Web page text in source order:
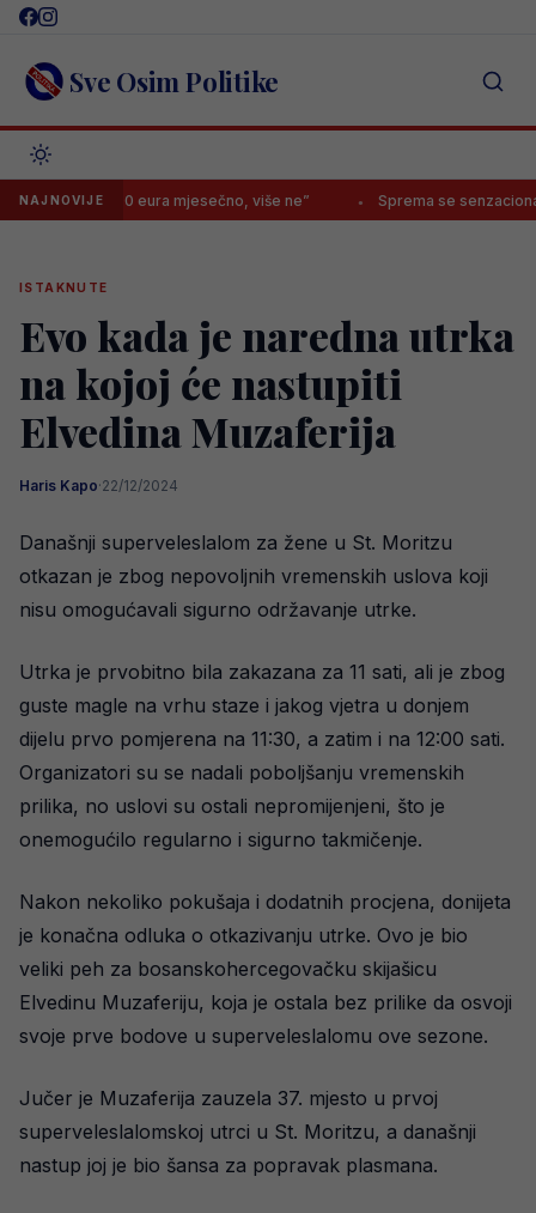
Skip
content Sve Osim Politike
NAJNOVIJE
30.000 eura mjesečno, više ne” Sprema se senzacionalni
ISTAKNUTE
Evo kada je naredna utrka
na kojoj će nastupiti
Elvedina Muzaferija
Haris Kapo·22/12/2024
Današnji superveleslalom za žene u St. Moritzu
otkazan je zbog nepovoljnih vremenskih uslova koji
nisu omogućavali sigurno održavanje utrke.
Utrka je prvobitno bila zakazana za 11 sati, ali je zbog
guste magle na vrhu staze i jakog vjetra u donjem
dijelu prvo pomjerena na 11:30, a zatim i na 12:00 sati.
Organizatori su se nadali poboljšanju vremenskih
prilika, no uslovi su ostali nepromijenjeni, što je
onemogućilo regularno i sigurno takmičenje.
Nakon nekoliko pokušaja i dodatnih procjena, donijeta
je konačna odluka o otkazivanju utrke. Ovo je bio
veliki peh za bosanskohercegovačku skijašicu
Elvedinu Muzaferiju, koja je ostala bez prilike da osvoji
svoje prve bodove u superveleslalomu ove sezone.
Jučer je Muzaferija zauzela 37. mjesto u prvoj
superveleslalomskoj utrci u St. Moritzu, a današnji
nastup joj je bio šansa za popravak plasmana.